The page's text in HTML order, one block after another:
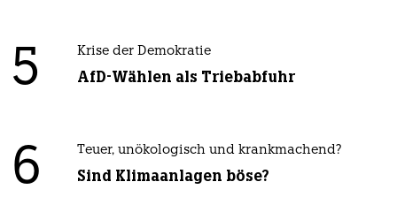
5 Krise der Demokratie
AfD-Wählen als Triebabfuhr
6 Teuer, unökologisch und krankmachend?
Sind Klimaanlagen böse?